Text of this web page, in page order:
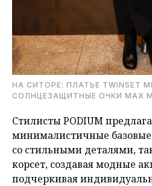
НА СИТОРЕ: ПЛАТЬЕ TWINSET
СОЛНЦЕЗАЩИТНЫЕ ОЧКИ MAX
Стилисты PODIUM
минималистичные
со стильными деталями,
корсет, создавая модные
подчеркивая